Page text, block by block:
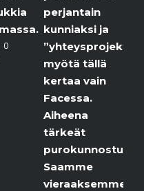
perjantain
kunniaksi ja
”yhteysprojektimme”
myötä tällä
kertaa vain
Facessa.
Aiheena
tärkeät
purokunnostukset.
Saamme
vieraaksemme